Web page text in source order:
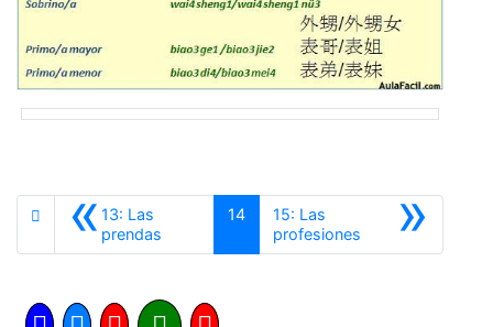
«13: Las
prendas
14 »
15: Las
profesionesSiguiente